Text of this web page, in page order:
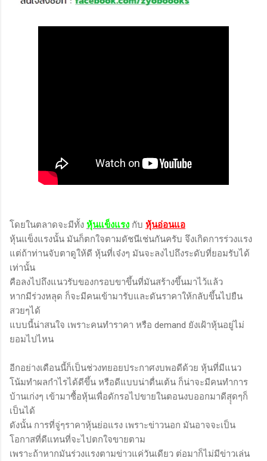
โดยในตลาดจะมีทั้ง หุ้นแข็งแรง กับ หุ้นอ่อนแอ
หุ้นแข็งแรงนั้น มันก็ตกใจตามดัชนีเช่นกันครับ จึงเกิดการร่วงแรง
แต่ถ้าท่านจับตาดูให้ดี หุ้นที่เจ๋งๆ มันจะลงไปถึงระดับที่ยอมรับได้
เท่านั้น
คือลงไปถึงแนวรับของกรอบขาขึ้นที่มันสร้างขึ้นมาไว้แล้ว
หากมีร่วงหลุด ก็จะมีคนเข้ามารับและดันราคาให้กลับขึ้นไปยืน
สวยๆได้
แบบนี้น่าสนใจ เพราะคนทำราคา หรือ demand ยังเฝ้าหุ้นอยู่ไม่
ยอมไปไหน
อีกอย่างเดือนนี้ก็เป็นช่วงทยอยประกาศงบพอดีด้วย หุ้นที่มีแนว
โน้มทำผลกำไรได้ดีขึ้น หรือดีแบบน่าตื่นเต้น ก็น่าจะมีคนทำการ
บ้านเก่งๆ เข้ามาซื้อหุ้นเพื่อดักรอไปขายในตอนงบออกมาดีสุุดๆก็
เป็นได้
ดังนั้น การที่จู่ๆราคาหุ้นย่อแรง เพราะข่าวนอก มันอาจจะเป็น
โอกาสที่ดีแทนที่จะไปตกใจขายตาม
เพราะถ้าหากมันร่วงแรงตามข่าวแค่วันเดียว ต่อมาก็ไม่มีข่าวเล่น